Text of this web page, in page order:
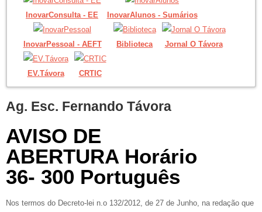
InovarConsulta - EE InovarAlunos - Sumários
InovarPessoal - AEFT Biblioteca Jornal O Távora
EV.Távora CRTIC
Ag. Esc. Fernando Távora
AVISO DE
ABERTURA Horário
36- 300 Português
Nos termos do Decreto-lei n.o 132/2012, de 27 de Junho, na redação que